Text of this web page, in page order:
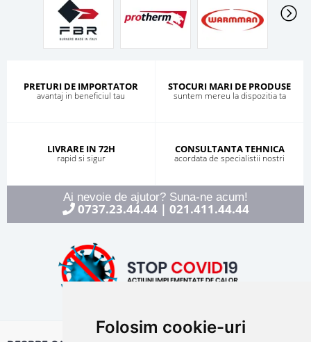
Folosim cookie-uri
PRETURI DE IMPORTATOR
avantaj in beneficiul tau
STOCURI MARI DE PRODUSE
suntem mereu la dispozitia ta
LIVRARE IN 72H
rapid si sigur
CONSULTANTA TEHNICA
acordata de specialistii nostri
Ai nevoie de ajutor? Suna-ne acum!
0737.23.44.44| 021.411.44.44